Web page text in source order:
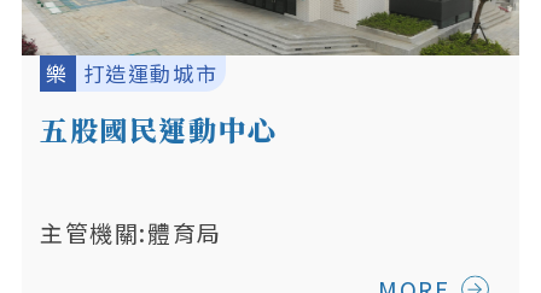
樂 打造運動城市
五股國民運動中心
主管機關:體育局